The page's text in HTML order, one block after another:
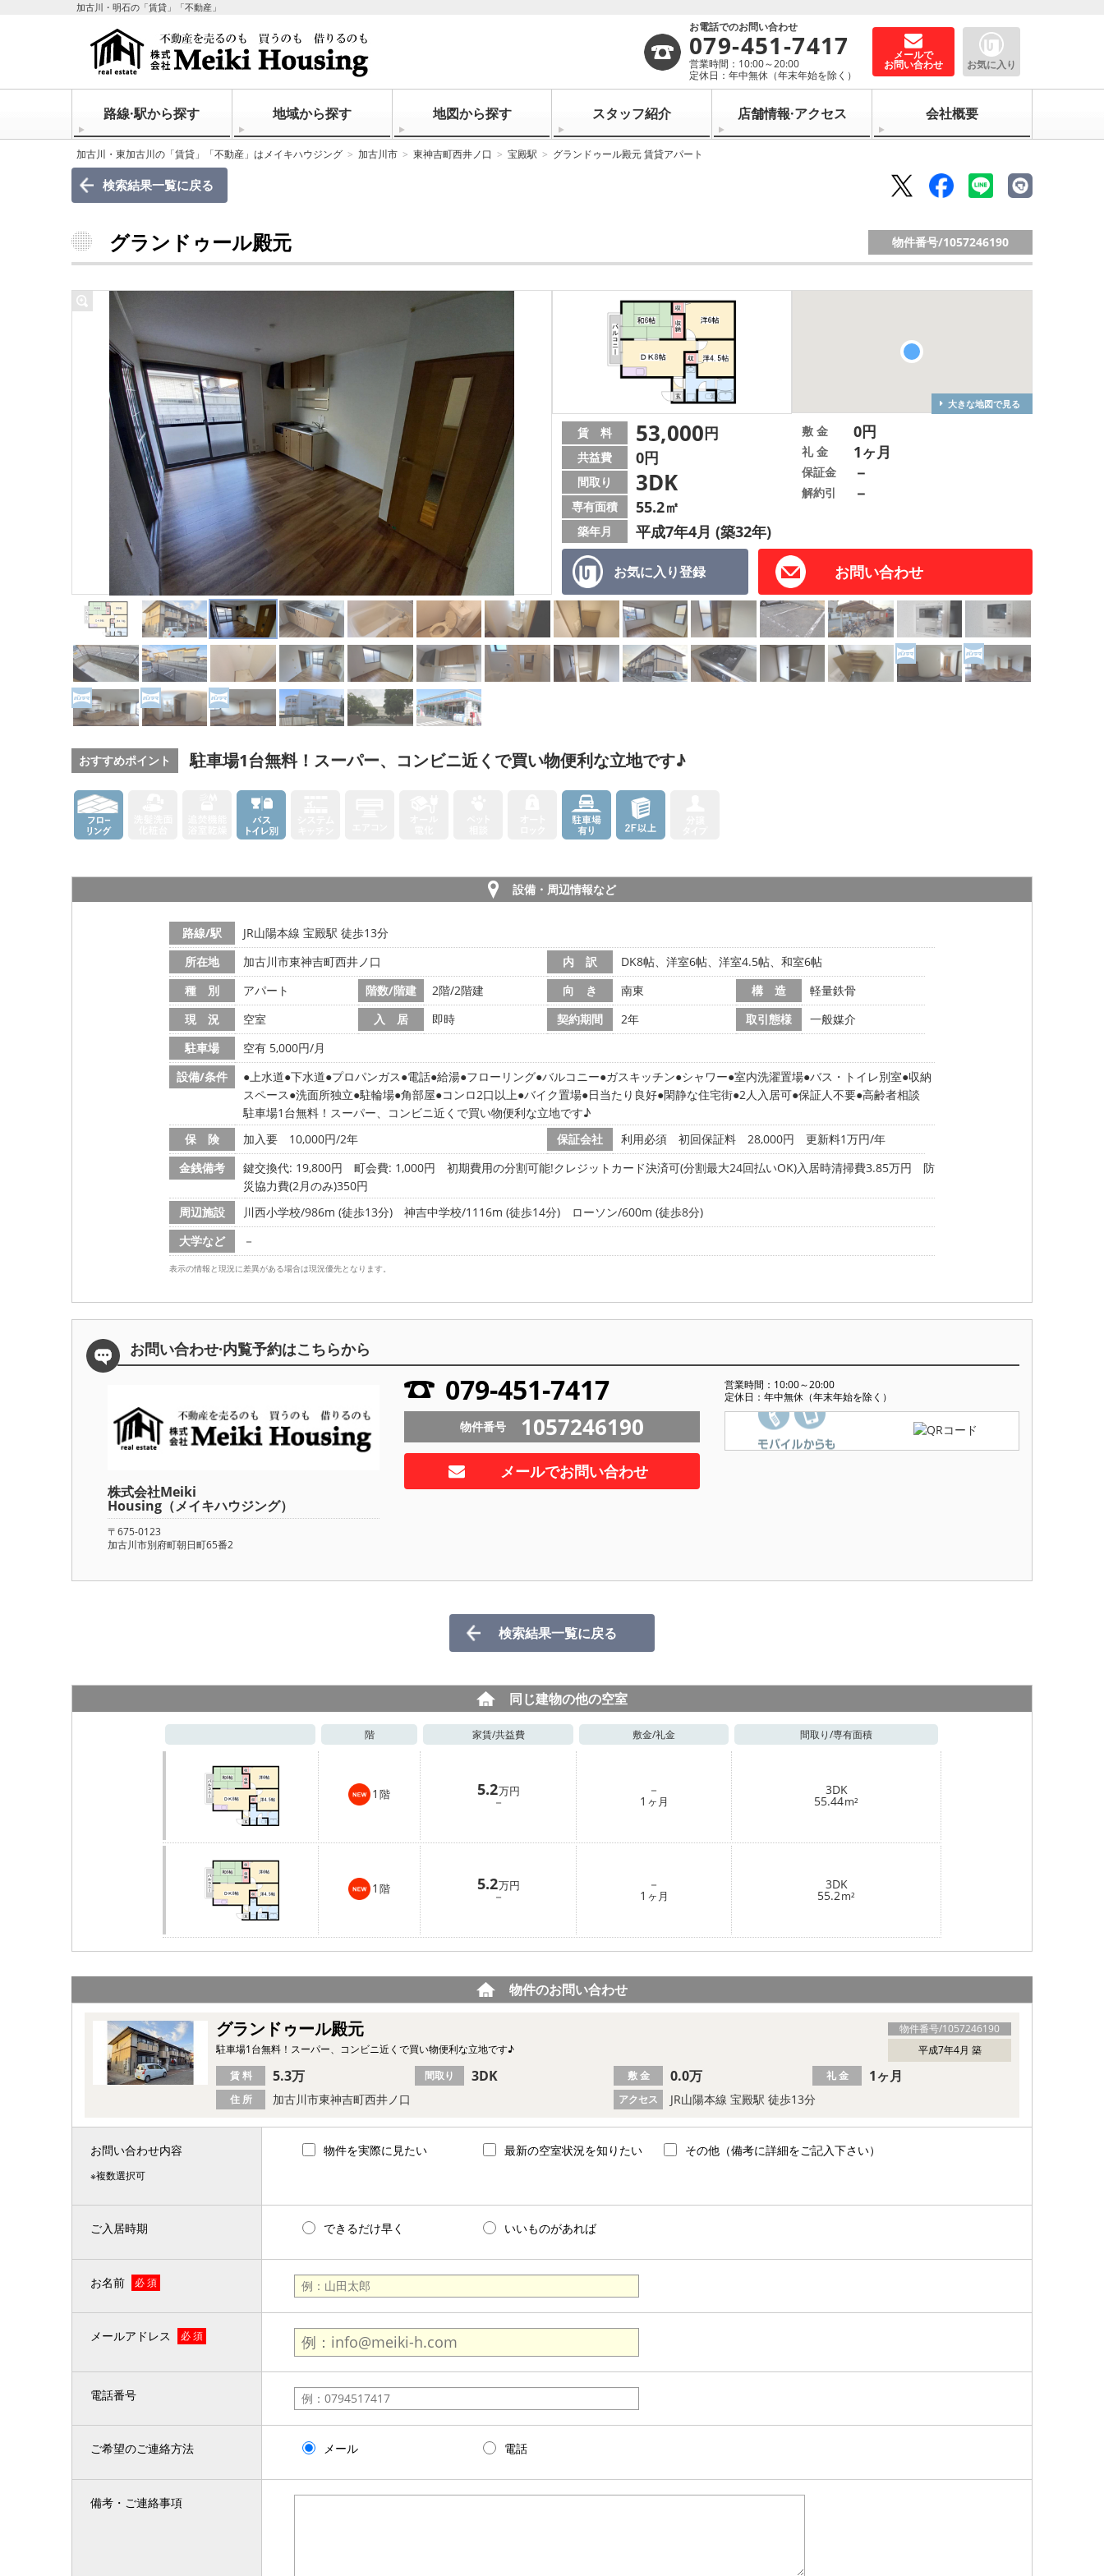
加古川・明石の「賃貸」「不動産」
お電話でのお問い合わせ
079-451-7417
営業時間：10:00～20:00
定休日：年中無休（年末年始を除く）
メールで
お問い合わせ お気に入り
路線·駅から探す 地域から探す 地図から探す スタッフ紹介 店舗情報·アクセス 会社概要
加古川・東加古川の「賃貸」「不動産」はメイキハウジング 加古川市 東神吉町西井ノ口 宝殿駅 グランドゥール殿元 賃貸アパート
検索結果一覧に戻る
グランドゥール殿元 物件番号/1057246190
大きな地図で見る
お気に入り登録 お問い合わせ
賃 料 53,000円
共益費 0円
間取り 3DK
専有面積 55.2㎡
築年月 平成7年4月 (築32年)
敷 金 0円
礼 金 1ヶ月
保証金 －
解約引 －
おすすめポイント 駐車場1台無料！スーパー、コンビニ近くで買い物便利な立地です♪
設備・周辺情報など
路線/駅
JR山陽本線 宝殿駅 徒歩13分
所在地
加古川市東神吉町西井ノ口 内 訳
DK8帖、洋室6帖、洋室4.5帖、和室6帖
種 別
アパート 階数/階建 2階/2階建 向 き 南東 構 造
軽量鉄骨
現 況
空室 入 居 即時 契約期間 2年 取引態様
一般媒介
駐車場
空有 5,000円/月
設備/条件
上水道 下水道 プロパンガス 電話 給湯 フローリング バルコニー ガスキッチン シャワー 室内洗濯置場 バス・トイレ別室 収納
スペース 洗面所独立 駐輪場 角部屋 コンロ2口以上 バイク置場 日当たり良好 閑静な住宅街 2人入居可 保証人不要 高齢者相談
駐車場1台無料！スーパー、コンビニ近くで買い物便利な立地です♪
保 険
加入要 10,000円/2年 保証会社
利用必須 初回保証料 28,000円 更新料1万円/年
金銭備考
鍵交換代: 19,800円 町会費: 1,000円
初期費用の分割可能!クレジットカード決済可(分割最大24回払いOK)入居時清掃費3.85万円 防
災協力費(2月のみ)350円
周辺施設
川西小学校/986m (徒歩13分) 神吉中学校/1116m (徒歩14分)
ローソン/600m (徒歩8分)
大学など
－
表示の情報と現況に差異がある場合は現況優先となります。
お問い合わせ·内覧予約はこちらから
株式会社Meiki
Housing（メイキハウジング）
〒675-0123
加古川市別府町朝日町65番2
079-451-7417
営業時間：10:00～20:00
定休日：年中無休（年末年始を除く）
物件番号 1057246190
メールでお問い合わせ
検索結果一覧に戻る
同じ建物の他の空室
階 家賃/共益費 敷金/礼金 間取り/専有面積
1 階 5.2万円
－
－
1 ヶ月
3DK
55.44m²
1 階 5.2万円
－
－
1 ヶ月
3DK
55.2m²
物件のお問い合わせ
物件番号/1057246190
グランドゥール殿元
平成7年4月 築
駐車場1台無料！スーパー、コンビニ近くで買い物便利な立地です♪
住 所 加古川市東神吉町西井ノ口 アクセス JR山陽本線 宝殿駅 徒歩13分
賃 料 5.3万 間取り 3DK 敷 金 0.0万 礼 金 1ヶ月
お問い合わせ内容
※複数選択可
物件を実際に見たい 最新の空室状況を知りたい その他（備考に詳細をご記入下さい）
ご入居時期 できるだけ早く いいものがあれば
お名前 必 須
メールアドレス 必 須
電話番号
ご希望のご連絡方法 メール 電話
備考・ご連絡事項